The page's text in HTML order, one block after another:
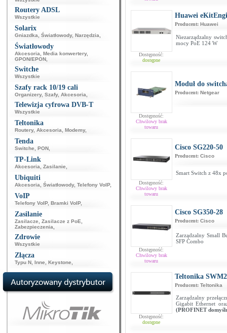
Routery ADSL
Wszystkie
Solarix
Gniazdka Światłowody, Narzędzia
Światłowody
Akcesoria Media konwertery,
GPON/EPON
Switche
Wszystkie
Szafy rack 10/19 cali
Organizery, Szafy, Akcesoria
Telewizja cyfrowa DVB-T
Wszystkie
Teltonika
Routery, Akcesoria Modemy,
Tenda
Switche PON
TP-Link
Akcesoria Zasilanie
Ubiquiti
Akcesoria Światłowody, Telefony VoIP,
VoIP
Telefony VoIP, Bramki VoIP,
Zasilanie
Zasilacze Zasilacze z PoE
Zabezpieczenia
Zdrowie
Wszystkie
Złącza
Typu N Inne Keystone
Dostępność:
dostępne
Huawei
Producent: Huawei
Niezarządzalny
mocy PoE 124 W
Dostępność:
Chwilowy brak
towaru
Moduł do
Producent: Netgear
Dostępność:
Chwilowy brak
towaru
Cisco SG220-50
Producent: Cisco
Smart Switch z 48x
Dostępność:
Chwilowy brak
towaru
Cisco SG350-28
Producent: Cisco
Zarządzalny Small
SFP Combo
Dostępność:
dostępne
Teltonika
Producent: Teltonika
Zarządzalny
Gigabit Ethernet
(PROFINET